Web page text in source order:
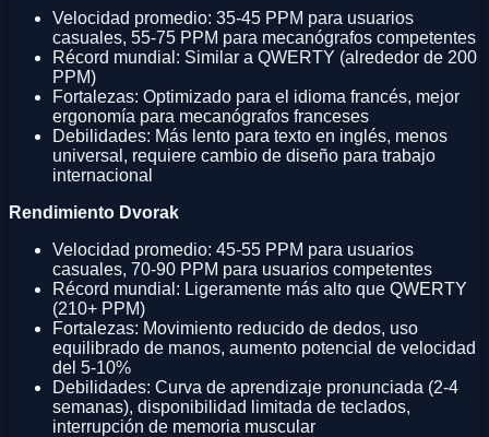
Velocidad promedio: 35-45 PPM para usuarios
casuales, 55-75 PPM para mecanógrafos competentes
Récord mundial: Similar a QWERTY (alrededor de 200
PPM)
Fortalezas: Optimizado para el idioma francés, mejor
ergonomía para mecanógrafos franceses
Debilidades: Más lento para texto en inglés, menos
universal, requiere cambio de diseño para trabajo
internacional
Rendimiento Dvorak
Velocidad promedio: 45-55 PPM para usuarios
casuales, 70-90 PPM para usuarios competentes
Récord mundial: Ligeramente más alto que QWERTY
(210+ PPM)
Fortalezas: Movimiento reducido de dedos, uso
equilibrado de manos, aumento potencial de velocidad
del 5-10%
Debilidades: Curva de aprendizaje pronunciada (2-4
semanas), disponibilidad limitada de teclados,
interrupción de memoria muscular